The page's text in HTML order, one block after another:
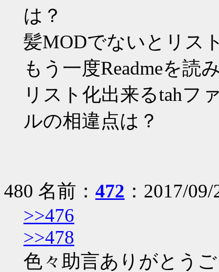
は？
髪MODでないとリス
もう一度Readmeを読
リスト化出来るtahフ
ルの相違点は？
480 名前： 472 ：2017/
>>476
>>478
色々助言ありがとう